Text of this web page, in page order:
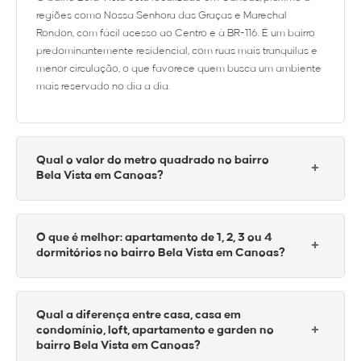
regiões como Nossa Senhora das Graças e Marechal
Rondon, com fácil acesso ao Centro e à BR-116. É um bairro
predominantemente residencial, com ruas mais tranquilas e
menor circulação, o que favorece quem busca um ambiente
mais reservado no dia a dia.
Qual o valor do metro quadrado no bairro
Bela Vista em Canoas?
+
média de bairros mais afastados, principalmente pela percepção de
bairro mais residencial e pela menor oferta de imóveis. Casas bem
concentram os valores mais altos dentro da região.
O que é melhor: apartamento de 1, 2, 3 ou 4
dormitórios no bairro Bela Vista em Canoas?
+
perfil de quem busca morar na região. Unidades de
aparecem em menor quantidade e são mais voltadas para
investimento. Já imóveis com 3 ou 4 dormitórios, especialmente
Qual a diferença entre casa, casa em
condomínio, loft, apartamento e garden no
bairro Bela Vista em Canoas?
+